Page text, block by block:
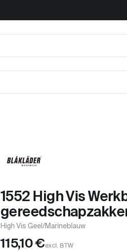
1552 High Vis
High Vis Geel/Marineblauw
115,10€excl. BTW